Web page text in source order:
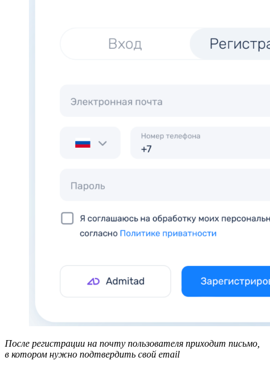
После регистрации на почту пользователя приходит письмо,
в котором нужно подтвердить свой email